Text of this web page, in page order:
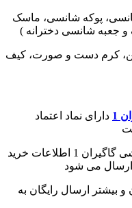
پوکه شانسی، ماسک
جعبه شانسی دخترانه )
کرم دست و صورت، کیف
1
دارای نماد اعتماد
بعد از هر خرید از فروشگاه عمده فروشی گاگیران 1 اطلاعات خرید
ارسال می شود
بیشتر ارسال رایگان به